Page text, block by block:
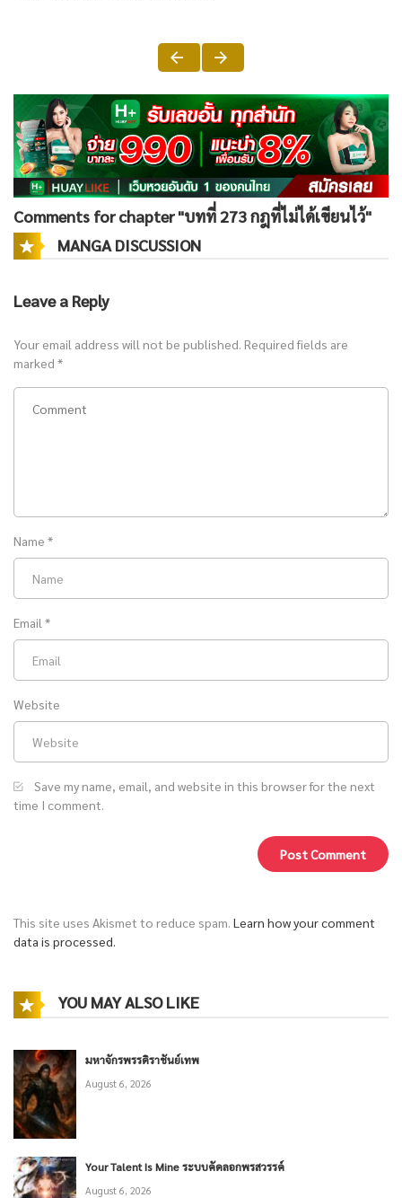
Comments for chapter "บทที่ 273 กฎที่ไม่ได้เขียนไว้"
MANGA DISCUSSION
Leave a Reply
Your email address will not be published. Required fields are
marked *
Name *
Email *
Website
Save my name, email, and website in this browser for the next
time I comment.
This site uses Akismet to reduce spam. Learn how your comment
data is processed.
YOU MAY ALSO LIKE
มหาจักรพรรดิราชันย์เทพ
August 6, 2026
Your Talent Is Mine ระบบคัดลอกพรสวรรค์
August 6, 2026